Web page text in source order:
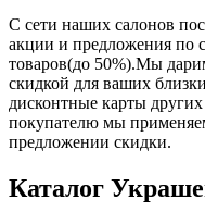
С сети наших салонов
акции и предложения по
товаров(до 50%).Мы
скидкой для ваших
дисконтные карты
покупателю мы
предложении скидки.
Каталог